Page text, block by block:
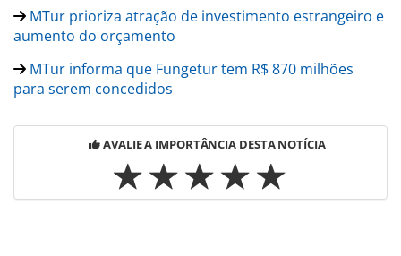
MTur prioriza atração de investimento estrangeiro e
aumento do orçamento
MTur informa que Fungetur tem R$ 870 milhões
para serem concedidos
AVALIE A IMPORTÂNCIA DESTA NOTÍCIA